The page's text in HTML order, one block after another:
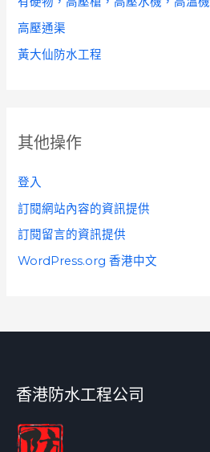
高壓通渠
黃大仙防水工程
其他操作
登入
訂閱網站內容的資訊提供
訂閱留言的資訊提供
WordPress.org 香港中文
香港防水工程公司